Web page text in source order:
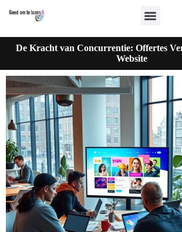
De Kracht van Concurrentie: Offertes
Website